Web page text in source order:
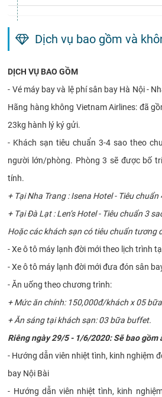
Dịch vụ bao gồm và
DỊCH VỤ BAO GỒM
- Vé máy bay và lệ phí sân bay Hà Nội -
Hãng hàng không Vietnam Airlines: đã
23kg hành lý ký gửi.
- Khách sạn tiêu chuẩn 3-4 sao theo
người lớn/phòng. Phòng 3 sẽ được bố
tính.
+ Tại Nha Trang : Isena Hotel - Tiêu chuẩn
+ Tại Đà Lạt : Len’s Hotel - Tiêu chuẩn 3
Hoặc các khách sạn có tiêu chuẩn tương
- Xe ô tô máy lạnh đời mới theo lịch trình
- Xe ô tô máy lạnh đời mới đưa đón sân
- Ăn uống theo chương trình:
+ Mức ăn chính: 150,000đ/khách x 05
+ Ăn sáng tại khách sạn: 03 bữa buffet.
Riêng ngày 29/5 - 1/6/2020: Sẽ bao gồm
- Hướng dẫn viên nhiệt tình, kinh nghiệm
bay Nội Bài
- Hướng dẫn viên nhiệt tình, kinh